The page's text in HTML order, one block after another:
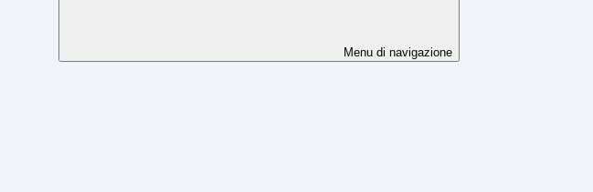
Menu di navigazione